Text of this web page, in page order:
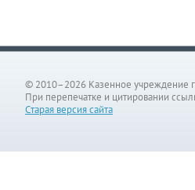
© 2010–2026 Казенное учреждение
При перепечатке и цитировании
Старая версия сайта